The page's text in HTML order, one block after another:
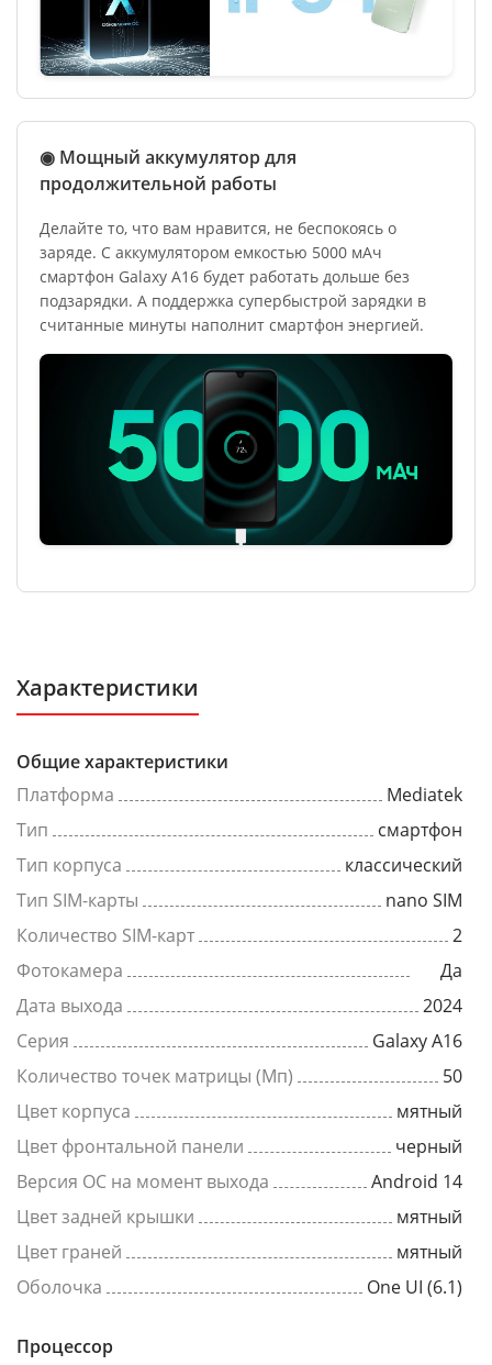
◉ Мощный аккумулятор для
продолжительной работы
Делайте то, что вам нравится, не беспокоясь о
заряде. С аккумулятором емкостью 5000 мАч
смартфон Galaxy A16 будет работать дольше без
подзарядки. А поддержка супербыстрой зарядки в
считанные минуты наполнит смартфон энергией.
Характеристики
Общие характеристики
Платформа
Mediatek
Тип
смартфон
Тип корпуса
классический
Тип SIM-карты
nano SIM
Количество SIM-карт
2
Фотокамера
Да
Дата выхода
2024
Серия
Galaxy A16
Количество точек матрицы (Мп)
50
Цвет корпуса
мятный
Цвет фронтальной панели
черный
Версия ОС на момент выхода
Android 14
Цвет задней крышки
мятный
Цвет граней
мятный
Оболочка
One UI (6.1)
Процессор